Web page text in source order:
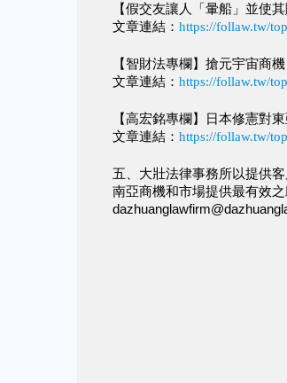
【假交友讓人「暈船」並使
文章連結： https://follaw.tw/
【智財法專欄】搶元宇宙商
文章連結： https://follaw.tw/
【高宏銘專欄】日本修憲對
文章連結： https://follaw.tw/
五、大壯法律事務所以提供
南亞商機和市場提供最有效之